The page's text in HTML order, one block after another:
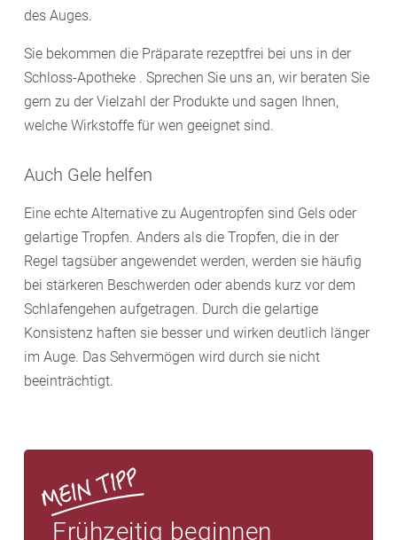
des Auges.
Sie bekommen die Präparate rezeptfrei bei uns in der
Schloss-Apotheke . Sprechen Sie uns an, wir beraten Sie
gern zu der Vielzahl der Produkte und sagen Ihnen,
welche Wirkstoffe für wen geeignet sind.
Auch Gele helfen
Eine echte Alternative zu Augentropfen sind Gels oder
gelartige Tropfen. Anders als die Tropfen, die in der
Regel tagsüber angewendet werden, werden sie häufig
bei stärkeren Beschwerden oder abends kurz vor dem
Schlafengehen aufgetragen. Durch die gelartige
Konsistenz haften sie besser und wirken deutlich länger
im Auge. Das Sehvermögen wird durch sie nicht
beeinträchtigt.
Frühzeitig beginnen